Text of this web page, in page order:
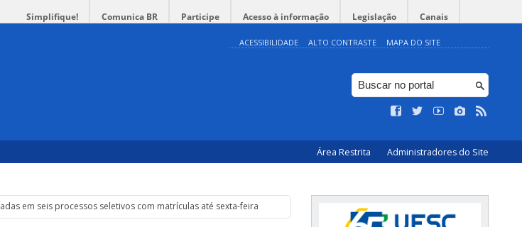
Simplifique! Comunica BR Participe Acesso à informação Legislação Canais
ACESSIBILIDADE ALTO CONTRASTE MAPA DO SITE
Área Restrita Administradores do Site
em seis processos seletivos com matrículas até sexta-feira